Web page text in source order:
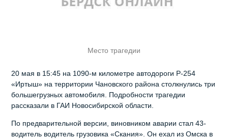
Место трагедии
20 мая в 15:45 на 1090‑м километре автодороги Р‑254
«Иртыш» на территории Чановского района столкнулись три
большегрузных автомобиля. Подробности трагедии
рассказали в ГАИ Новосибирской области.
По предварительной версии, виновником аварии стал 43-
водитель водитель грузовика «Скания». Он ехал из Омска в